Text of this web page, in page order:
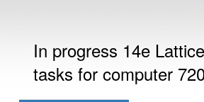
In progress 14e
tasks for computer